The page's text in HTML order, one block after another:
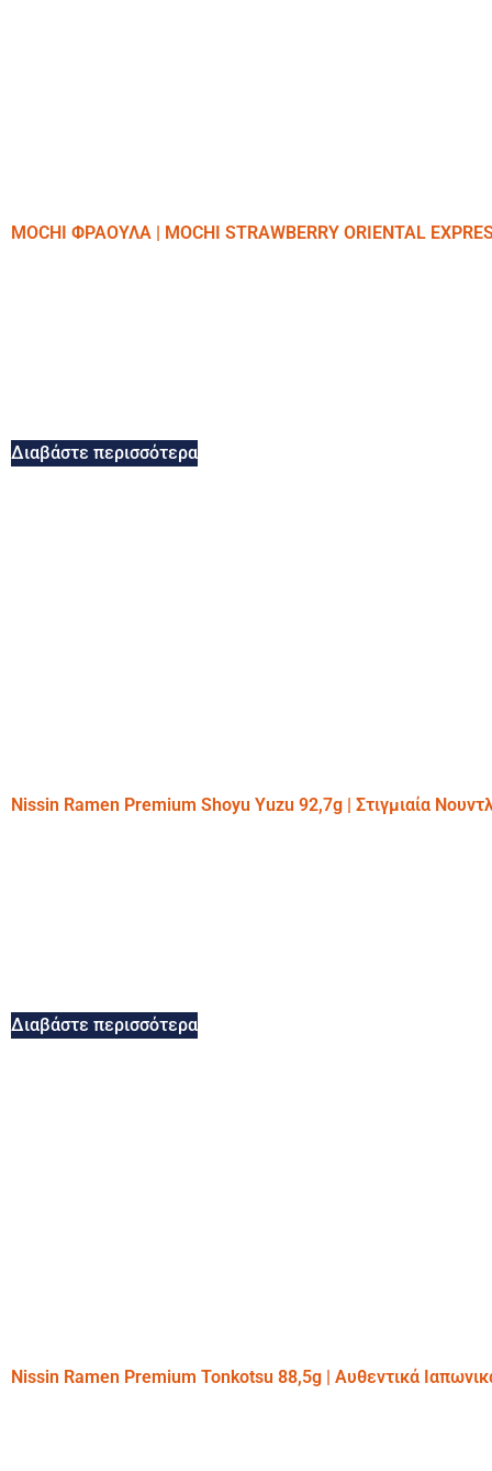
MOCHI ΦΡΑΟΥΛΑ | MOCHI STRAWBERRY ORIENTAL
Διαβάστε περισσότερα
Nissin Ramen Premium Shoyu Yuzu 92,7g | Στιγμιαία
Διαβάστε περισσότερα
Nissin Ramen Premium Tonkotsu 88,5g | Αυθεντικά